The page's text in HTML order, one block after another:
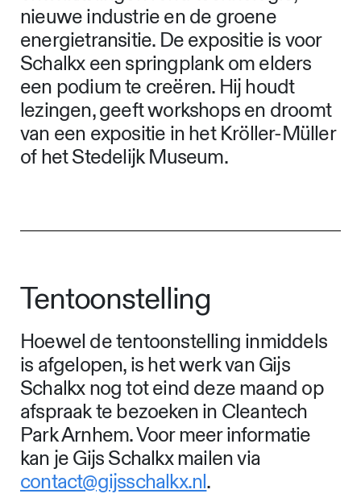
nieuwe industrie en de groene
energietransitie. De expositie is voor
Schalkx een springplank om elders
een podium te creëren. Hij houdt
lezingen, geeft workshops en droomt
van een expositie in het Kröller-Müller
of het Stedelijk Museum.
Tentoonstelling
Hoewel de tentoonstelling inmiddels
is afgelopen, is het werk van Gijs
Schalkx nog tot eind deze maand op
afspraak te bezoeken in Cleantech
Park Arnhem. Voor meer informatie
kan je Gijs Schalkx mailen via
contact@gijsschalkx.nl.